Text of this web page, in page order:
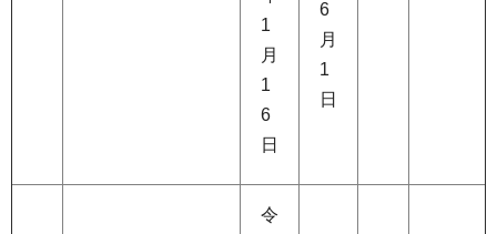
1
月
1
6
日
6
月
1
日
令